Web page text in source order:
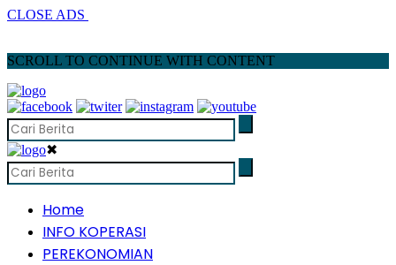
CLOSE ADS
SCROLL TO CONTINUE WITH CONTENT
✖
Home
INFO KOPERASI
PEREKONOMIAN